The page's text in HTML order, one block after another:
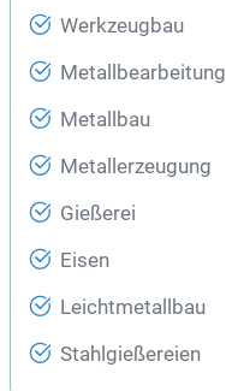
Werkzeugbau
Metallbearbeitung
Metallbau
Metallerzeugung
Gießerei
Eisen
Leichtmetallbau
Stahlgießereien